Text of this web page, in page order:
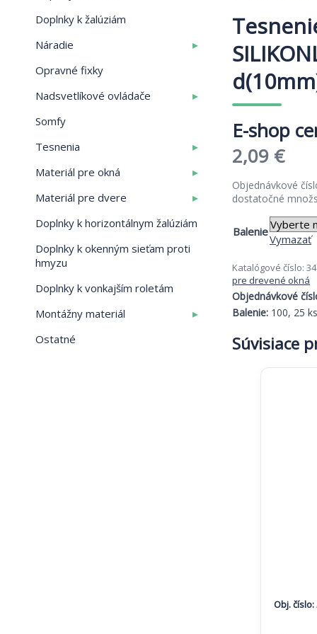
Doplnky k žalúziám
Náradie
▸
Opravné fixky
Nadsvetlíkové ovládače
▸
Somfy
Tesnenia
▸
Materiál pre okná ▸
Materiál pre dvere ▸
Doplnky k horizontálnym žalúziám
Doplnky k okenným sieťam proti
hmyzu
Doplnky k vonkajším roletám
Montážny materiál
▸
Ostatné
2,09 €Price
Objednávkové
dostatočné
Balenie
Vymazať
Katalógové číslo:
pre drevené okná
Objednávkové
Balenie: 100, 25 ks
Súvisiace
Obj. číslo: